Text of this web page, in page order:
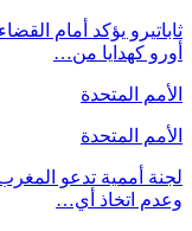
أورو كهدايا من…
الأمم المتحدة
الأمم المتحدة
لجنة أممية تدعو
وعدم اتخاذ أي…